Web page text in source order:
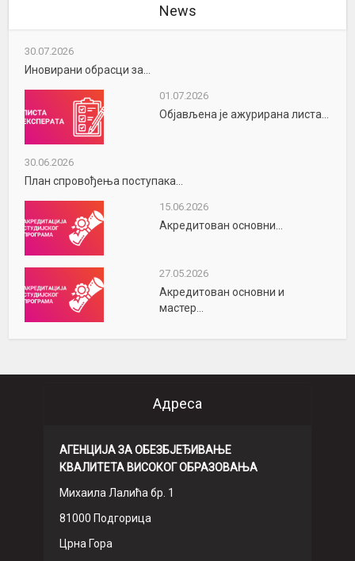
News
30.07.2026
Иновирани обрасци за...
01.07.2026
Објављена је ажурирана листа...
30.06.2026
План спровођења поступака...
15.06.2026
Акредитован основни...
27.05.2026
Акредитован основни и
мастер...
Адреса
АГЕНЦИЈА ЗА ОБЕЗБЈЕЂИВАЊЕ
КВАЛИТЕТА ВИСОКОГ ОБРАЗОВАЊА
Михаила Лалића бр. 1
81000 Подгорица
Црна Гора